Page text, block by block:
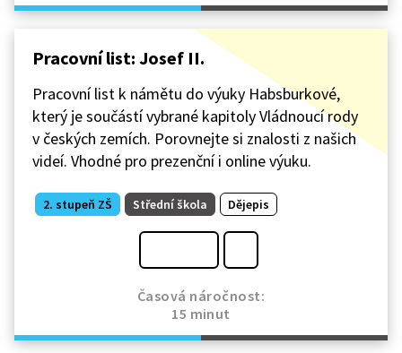
Pracovní list: Josef II.
Pracovní list k námětu do výuky Habsburkové,
který je součástí vybrané kapitoly Vládnoucí rody
v českých zemích. Porovnejte si znalosti z našich
videí. Vhodné pro prezenční i online výuku.
2. stupeň ZŠ Střední škola Dějepis
Časová náročnost:
15 minut